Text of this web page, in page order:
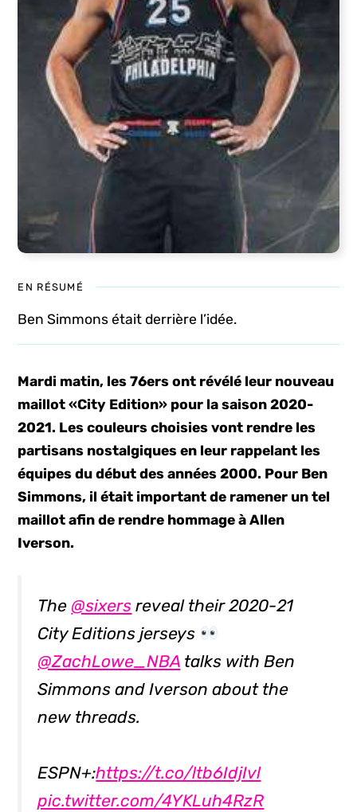
EN RÉSUMÉ
Ben Simmons était derrière l’idée.
Mardi matin, les 76ers ont révélé leur nouveau
maillot «City Edition» pour la saison 2020-
2021. Les couleurs choisies vont rendre les
partisans nostalgiques en leur rappelant les
équipes du début des années 2000. Pour Ben
Simmons, il était important de ramener un tel
maillot afin de rendre hommage à Allen
Iverson.
The @sixers reveal their 2020-21
City Editions jerseys
@ZachLowe_NBA talks with Ben
Simmons and Iverson about the
new threads.
ESPN+:https://t.co/ltb6IdjIvl
pic.twitter.com/4YKLuh4RzR